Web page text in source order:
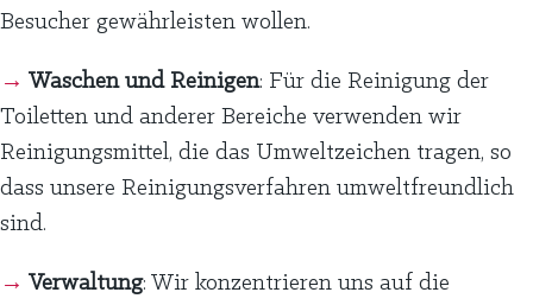
Besucher gewährleisten wollen.
→ Waschen und Reinigen: Für die Reinigung der
Toiletten und anderer Bereiche verwenden wir
Reinigungsmittel, die das Umweltzeichen tragen, so
dass unsere Reinigungsverfahren umweltfreundlich
sind.
→ Verwaltung: Wir konzentrieren uns auf die